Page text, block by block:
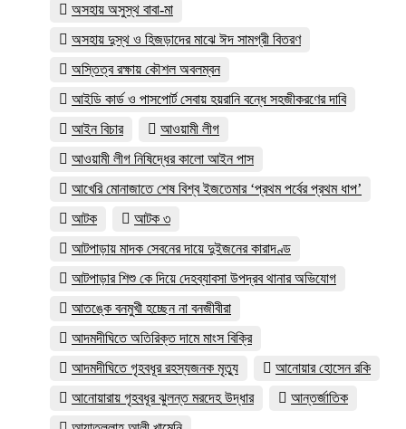
অসহায় অসুস্থ বাবা-মা
অসহায় দুস্থ ও হিজড়াদের মাঝে ঈদ সামগ্রী বিতরণ
অস্তিত্ব রক্ষায় কৌশল অবলম্বন
আইডি কার্ড ও পাসপোর্ট সেবায় হয়রানি বন্ধে সহজীকরণের দাবি
আইন বিচার
আওয়ামী লীগ
আওয়ামী লীগ নিষিদ্ধের কালো আইন পাস
আখেরি মোনাজাতে শেষ বিশ্ব ইজতেমার ‘প্রথম পর্বের প্রথম ধাপ’
আটক
আটক ৩
আটপাড়ায় মাদক সেবনের দায়ে দুইজনের কারাদণ্ড
আটপাড়ার শিশু কে দিয়ে দেহব্যাবসা উপদ্রব থানার অভিযোগ
আতঙ্কে বনমুখী হচ্ছেন না বনজীবীরা
আদমদীঘিতে অতিরিক্ত দামে মাংস বিক্রি
আদমদীঘিতে গৃহবধূর রহস্যজনক মৃত্যু
আনোয়ার হোসেন রকি
আনোয়ারায় গৃহবধূর ঝুলন্ত মরদেহ উদ্ধার
আন্তর্জাতিক